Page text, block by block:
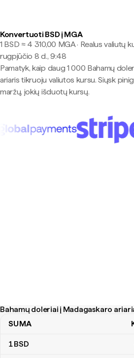
Konvertuoti BSD į MGA
1 BSD ≈ 4 310,00 MGA · Realus valiutų
rugpjūčio 8 d., 9:48
Pamatyk, kaip daug 1 000 Bahamų
ariaris tikruoju valiutos kursu. Siųsk
maržų, jokių išduotų kursų.
Bahamų doleriai į Madagaskaro
Bahamų doleriai į Madagaskaro ariariai
SUMA
1BSD